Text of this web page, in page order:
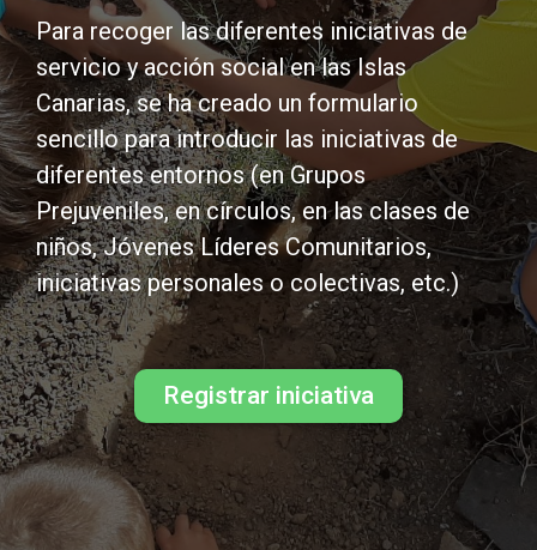
Para recoger las diferentes iniciativas de
servicio y acción social en las Islas
Canarias, se ha creado un formulario
sencillo para introducir las iniciativas de
diferentes entornos (en Grupos
Prejuveniles, en círculos, en las clases de
niños, Jóvenes Líderes Comunitarios,
iniciativas personales o colectivas, etc.)
Registrar iniciativa